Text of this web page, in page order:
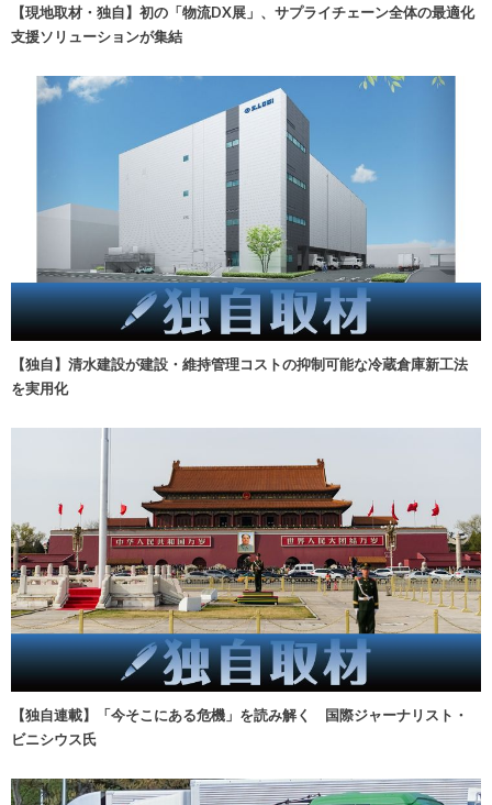
【現地取材・独自】初の「物流DX展」、サプライチェーン全体の最適化
支援ソリューションが集結
【独自】清水建設が建設・維持管理コストの抑制可能な冷蔵倉庫新工法
を実用化
【独自連載】「今そこにある危機」を読み解く 国際ジャーナリスト・
ビニシウス氏